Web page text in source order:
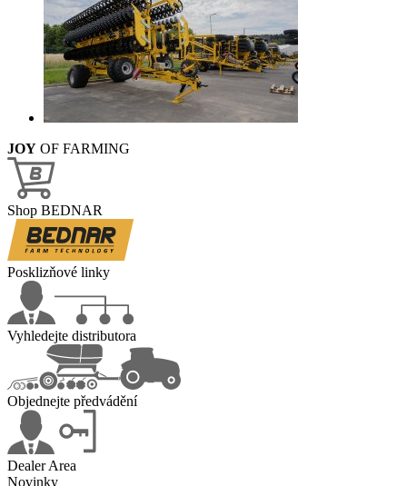
JOY OF FARMING
Shop BEDNAR
Posklizňové linky
Vyhledejte distributora
Objednejte předvádění
Dealer Area
Novinky